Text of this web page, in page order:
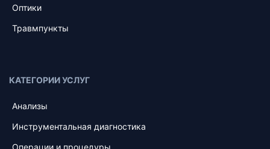
Оптики
Травмпункты
КАТЕГОРИИ УСЛУГ
Анализы
Инструментальная диагностика
Операции и процедуры